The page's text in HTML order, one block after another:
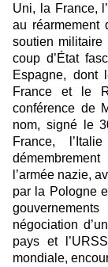
Uni, la France,
au
soutien
coup d’État
Espagne, dont
France et le
conférence de
nom, signé le
France,
l’armée nazie,
par la Pologne
négociation
pays et
mondiale,